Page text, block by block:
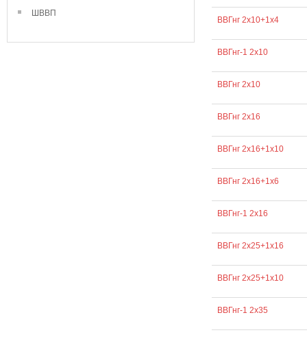
ШВВП
ВВГнг 2х10+1х4
ВВГнг-1 2х10
ВВГнг 2х10
ВВГнг 2х16
ВВГнг 2х16+1х10
ВВГнг 2х16+1х6
ВВГнг-1 2х16
ВВГнг 2х25+1х16
ВВГнг 2х25+1х10
ВВГнг-1 2х35